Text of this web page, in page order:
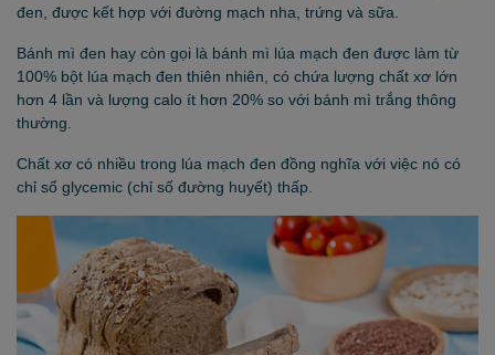
đen, được kết hợp với đường mạch nha, trứng và sữa.
Bánh mì đen hay còn gọi là bánh mì lúa mạch đen được làm từ
100% bột lúa mạch đen thiên nhiên, có chứa lượng chất xơ lớn
hơn 4 lần và lượng calo ít hơn 20% so với bánh mì trắng thông
thường.
Chất xơ có nhiều trong lúa mạch đen đồng nghĩa với việc nó có
chỉ số glycemic (chỉ số đường huyết) thấp.